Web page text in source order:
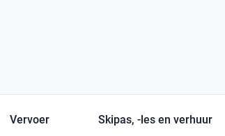
Vervoer Skipas, -les en verhuur